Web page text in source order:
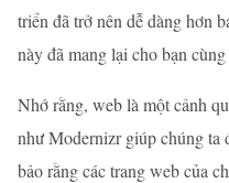
triển đã trở nên dễ dàng hơn
này đã mang lại cho bạn
Nhớ rằng, web là một cảnh
như Modernizr giúp chúng ta
bảo rằng các trang web của